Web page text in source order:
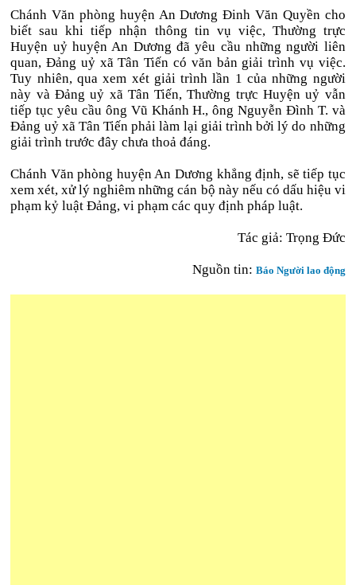
Chánh Văn phòng huyện An Dương Đinh Văn Quyền cho
biết sau khi tiếp nhận thông tin vụ việc, Thường trực
Huyện uỷ huyện An Dương đã yêu cầu những người liên
quan, Đảng uỷ xã Tân Tiến có văn bản giải trình vụ việc.
Tuy nhiên, qua xem xét giải trình lần 1 của những người
này và Đảng uỷ xã Tân Tiến, Thường trực Huyện uỷ vẫn
tiếp tục yêu cầu ông Vũ Khánh H., ông Nguyễn Đình T. và
Đảng uỷ xã Tân Tiến phải làm lại giải trình bởi lý do những
giải trình trước đây chưa thoả đáng.
Chánh Văn phòng huyện An Dương khẳng định, sẽ tiếp tục
xem xét, xử lý nghiêm những cán bộ này nếu có dấu hiệu vi
phạm kỷ luật Đảng, vi phạm các quy định pháp luật.
Tác giả: Trọng Đức
Nguồn tin: Báo Người lao động